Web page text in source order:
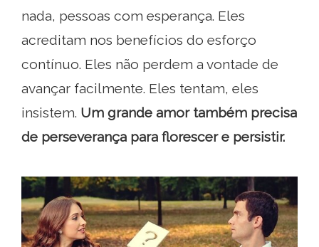
nada, pessoas com esperança. Eles
acreditam nos benefícios do esforço
contínuo. Eles não perdem a vontade de
avançar facilmente. Eles tentam, eles
insistem. Um grande amor também precisa
de perseverança para florescer e persistir.